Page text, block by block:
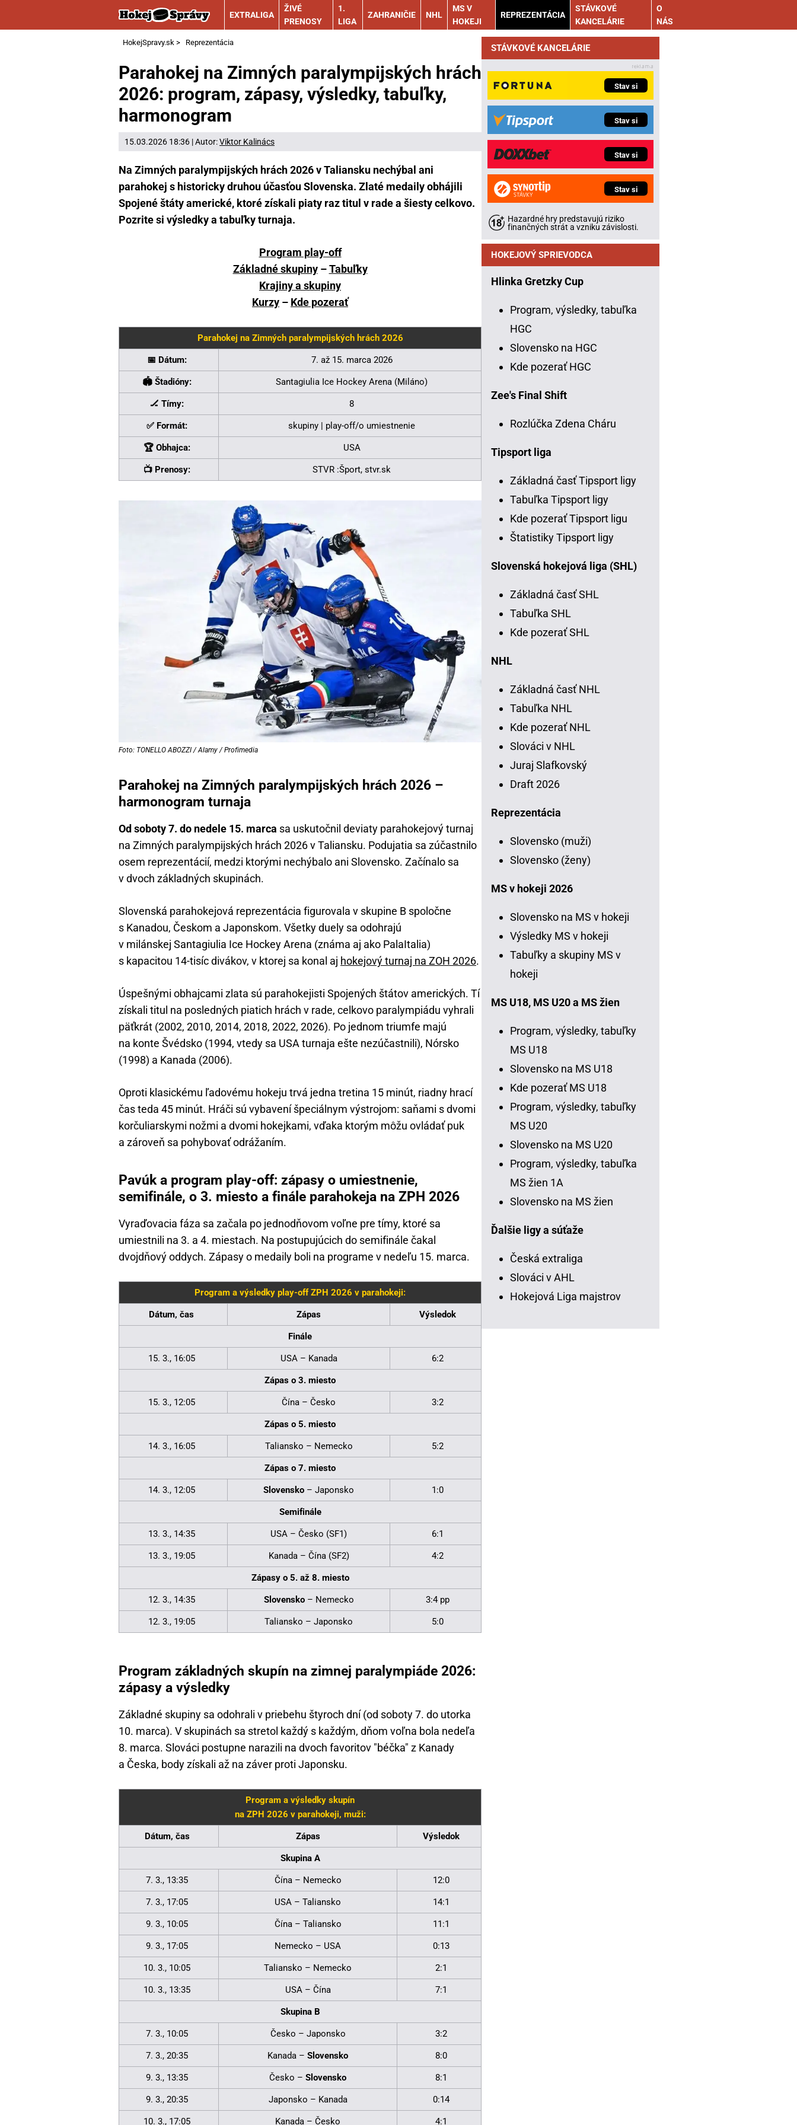
EXTRALIGA
ŽIVÉ
PRENOSY
1.
LIGA
ZAHRANIČIE NHL
MS V
HOKEJI
REPREZENTÁCIA
STÁVKOVÉ
KANCELÁRIE
O
NÁS
HokejSpravy.sk > Reprezentácia
Parahokej na Zimných paralympijských hrách
2026: program, zápasy, výsledky, tabuľky,
harmonogram
15.03.2026 18:36 | Autor:Viktor Kalinács
Na Zimných paralympijských hrách 2026 v Taliansku nechýbal ani
parahokej s historicky druhou účasťou Slovenska. Zlaté medaily obhájili
Spojené štáty americké, ktoré získali piaty raz titul v rade a šiesty celkovo.
Pozrite si výsledky a tabuľky turnaja.
Program play-off
Základné skupiny–Tabuľky
Krajiny a skupiny
Kurzy – Kde pozerať
Parahokej na Zimných paralympijských hrách 2026
📅 Dátum: 7. až 15. marca 2026
🏟️ Štadióny: Santagiulia Ice Hockey Arena (Miláno)
🏒 Tímy: 8
✅ Formát: skupiny | play-off/o umiestnenie
🏆 Obhajca: USA
📺 Prenosy: STVR :Šport, stvr.sk
Foto: TONELLO ABOZZI / Alamy / Profimedia
Parahokej na Zimných paralympijských hrách 2026 –
harmonogram turnaja
Od soboty 7. do nedele 15. marca sa uskutočnil deviaty parahokejový turnaj
na Zimných paralympijských hrách 2026 v Taliansku. Podujatia sa zúčastnilo
osem reprezentácií, medzi ktorými nechýbalo ani Slovensko. Začínalo sa
v dvoch základných skupinách.
Slovenská parahokejová reprezentácia figurovala v skupine B spoločne
s Kanadou, Českom a Japonskom. Všetky duely sa odohrajú
v milánskej Santagiulia Ice Hockey Arena (známa aj ako PalaItalia)
s kapacitou 14-tisíc divákov, v ktorej sa konal aj hokejový turnaj na ZOH 2026.
Úspešnými obhajcami zlata sú parahokejisti Spojených štátov amerických. Tí
získali titul na posledných piatich hrách v rade, celkovo paralympiádu vyhrali
päťkrát (2002, 2010, 2014, 2018, 2022, 2026). Po jednom triumfe majú
na konte Švédsko (1994, vtedy sa USA turnaja ešte nezúčastnili), Nórsko
(1998) a Kanada (2006).
Oproti klasickému ľadovému hokeju trvá jedna tretina 15 minút, riadny hrací
čas teda 45 minút. Hráči sú vybavení špeciálnym výstrojom: saňami s dvomi
korčuliarskymi nožmi a dvomi hokejkami, vďaka ktorým môžu ovládať puk
a zároveň sa pohybovať odrážaním.
Pavúk a program play-off: zápasy o umiestnenie,
semifinále, o 3. miesto a finále parahokeja na ZPH 2026
Vyraďovacia fáza sa začala po jednodňovom voľne pre tímy, ktoré sa
umiestnili na 3. a 4. miestach. Na postupujúcich do semifinále čakal
dvojdňový oddych. Zápasy o medaily boli na programe v nedeľu 15. marca.
Program a výsledky play-off ZPH 2026 v parahokeji:
Dátum, čas Zápas Výsledok
Finále
15. 3., 16:05 USA – Kanada 6:2
Zápas o 3. miesto
15. 3., 12:05 Čína – Česko 3:2
Zápas o 5. miesto
14. 3., 16:05 Taliansko – Nemecko 5:2
Zápas o 7. miesto
14. 3., 12:05 Slovensko – Japonsko 1:0
Semifinále
13. 3., 14:35 USA – Česko (SF1) 6:1
13. 3., 19:05 Kanada – Čína (SF2) 4:2
Zápasy o 5. až 8. miesto
12. 3., 14:35 Slovensko– Nemecko 3:4 pp
12. 3., 19:05 Taliansko – Japonsko 5:0
Program základných skupín na zimnej paralympiáde 2026:
zápasy a výsledky
Základné skupiny sa odohrali v priebehu štyroch dní (od soboty 7. do utorka
10. marca). V skupinách sa stretol každý s každým, dňom voľna bola nedeľa
8. marca. Slováci postupne narazili na dvoch favoritov "béčka" z Kanady
a Česka, body získali až na záver proti Japonsku.
Program a výsledky skupín
na ZPH 2026 v parahokeji, muži:
Dátum, čas Zápas Výsledok
Skupina A
7. 3., 13:35 Čína – Nemecko 12:0
7. 3., 17:05 USA – Taliansko 14:1
9. 3., 10:05 Čína – Taliansko 11:1
9. 3., 17:05 Nemecko – USA 0:13
10. 3., 10:05 Taliansko – Nemecko 2:1
10. 3., 13:35 USA – Čína 7:1
Skupina B
7. 3., 10:05 Česko – Japonsko 3:2
7. 3., 20:35 Kanada – Slovensko 8:0
9. 3., 13:35 Česko – Slovensko 8:1
9. 3., 20:35 Japonsko – Kanada 0:14
10. 3., 17:05 Kanada – Česko 4:1
STÁVKOVÉ KANCELÁRIE
Stav si
Stav si
Stav si
Stav si
Hazardné hry predstavujú riziko
finančných strát a vzniku závislosti.
HOKEJOVÝ SPRIEVODCA
Hlinka Gretzky Cup
Program, výsledky, tabuľka
HGC
Slovensko na HGC
Kde pozerať HGC
Zee's Final Shift
Rozlúčka Zdena Cháru
Tipsport liga
Základná časť Tipsport ligy
Tabuľka Tipsport ligy
Kde pozerať Tipsport ligu
Štatistiky Tipsport ligy
Slovenská hokejová liga (SHL)
Základná časť SHL
Tabuľka SHL
Kde pozerať SHL
NHL
Základná časť NHL
Tabuľka NHL
Kde pozerať NHL
Slováci v NHL
Juraj Slafkovský
Draft 2026
Reprezentácia
Slovensko (muži)
Slovensko (ženy)
MS v hokeji 2026
Slovensko na MS v hokeji
Výsledky MS v hokeji
Tabuľky a skupiny MS v
hokeji
MS U18, MS U20 a MS žien
Program, výsledky, tabuľky
MS U18
Slovensko na MS U18
Kde pozerať MS U18
Program, výsledky, tabuľky
MS U20
Slovensko na MS U20
Program, výsledky, tabuľka
MS žien 1A
Slovensko na MS žien
Ďalšie ligy a súťaže
Česká extraliga
Slováci v AHL
Hokejová Liga majstrov